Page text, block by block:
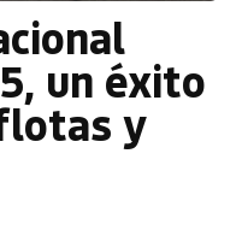
un éxito
y